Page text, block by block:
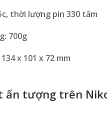
thời lượng pin 330 tấm
700g
x 101 x 72 mm
ấn tượng trên